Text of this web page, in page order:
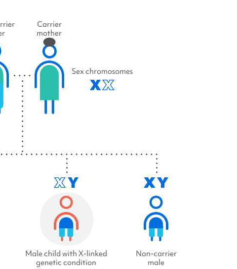
Carrier
mother
Sex chromosomes
Male child with X-linked
genetic condition
Non-carrier
male